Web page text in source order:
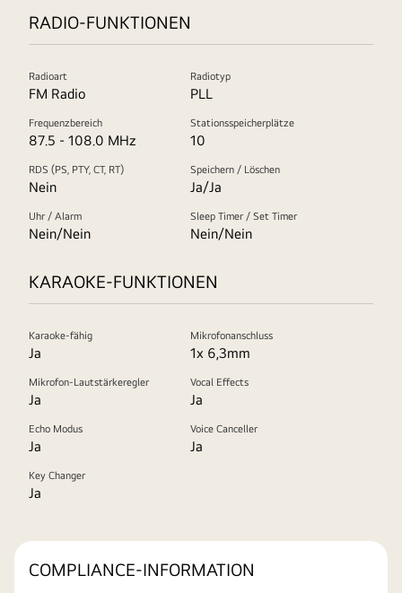
RADIO-FUNKTIONEN
Radioart
FM Radio
Radiotyp
PLL
Frequenzbereich
87.5 - 108.0 MHz
Stationsspeicherplätze
10
RDS (PS, PTY, CT, RT)
Nein
Speichern / Löschen
Ja/Ja
Uhr / Alarm
Nein/Nein
Sleep Timer / Set Timer
Nein/Nein
KARAOKE-FUNKTIONEN
Karaoke-fähig
Ja
Mikrofonanschluss
1x 6,3mm
Mikrofon-Lautstärkeregler
Ja
Vocal Effects
Ja
Echo Modus
Ja
Voice Canceller
Ja
Key Changer
Ja
COMPLIANCE-INFORMATION